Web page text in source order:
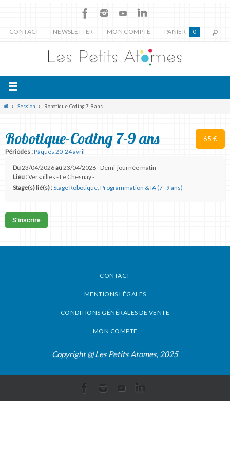
CONTACT NEWSLETTER MON COMPTE PANIER 0
Session Robotique-Coding 7-9 ans
65 €
Robotique-Coding 7-9 ans
Périodes :Pâques 20-24 avril
Du23/04/2026au23/04/2026 - Demi-journée matin
Lieu :Versailles - Le Chesnay -
Stage(s) lié(s) :Stage Robotique, Programmation & IA (7–9 ans)
S'inscrire
CONTACT
MENTIONS LÉGALES
CONDITIONS GÉNÉRALES DE VENTE
MON COMPTE
Copyright @ Les Petits Atomes, 2025